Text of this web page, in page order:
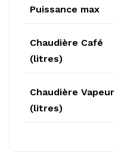
Puissance max
Chaudière Café
(litres)
Chaudière Vapeur
(litres)